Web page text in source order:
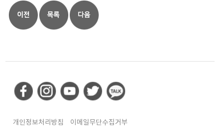
개인정보처리방침 이메일무단수집거부